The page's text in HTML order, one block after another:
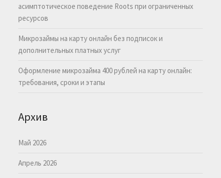
асимптотическое поведение Roots при ограниченных
ресурсов
Микрозаймы на карту онлайн без подписок и
дополнительных платных услуг
Оформление микрозайма 400 рублей на карту онлайн:
требования, сроки и этапы
Архив
Май 2026
Апрель 2026